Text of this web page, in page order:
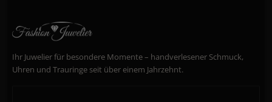
Ihr Juwelier für besondere Momente – handverlesener Schmuck,
Uhren und Trauringe seit über einem Jahrzehnt.